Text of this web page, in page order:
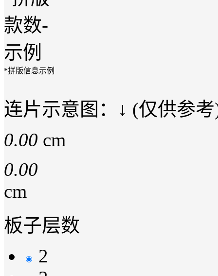
*拼版信息示例
连片示意图：↓ (仅供参
0.00 cm
0.00
cm
板子层数
2